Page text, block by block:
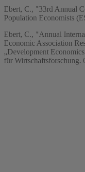
Ebert, C., "33rd Annual
Population Economists
Ebert, C., "Annual
Economic Association
„Development
für Wirtschaftsforschung.